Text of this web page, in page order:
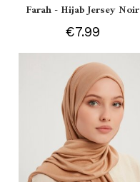
Farah - Hijab Jersey Noir
€7.99